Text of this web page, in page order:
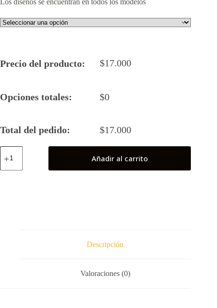
Precio del producto: $17.000
Opciones totales: $0
Total del pedido: $17.000
Batman
90s
Añadir al carrito
Descripción
Valoraciones (0)